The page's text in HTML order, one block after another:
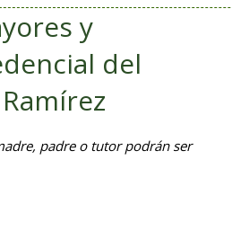
y
del
padre o tutor podrán ser